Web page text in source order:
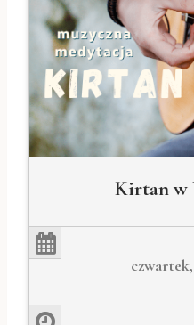
Kirtan w
czwartek,